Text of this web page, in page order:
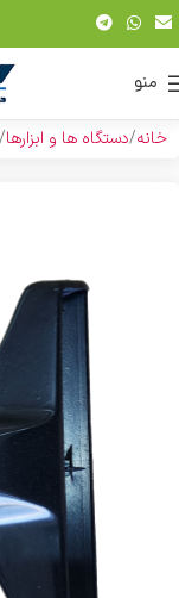
منو
خانه دستگاه ها و ابزارها